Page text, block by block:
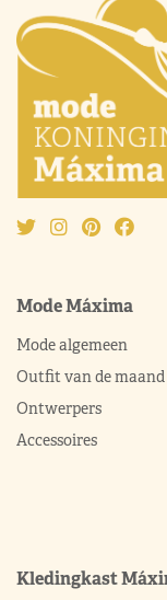
Mode Máxima
Mode algemeen
Outfit van de maand
Ontwerpers
Accessoires
Kledingkast